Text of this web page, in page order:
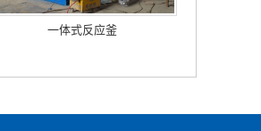
一体式反应釜